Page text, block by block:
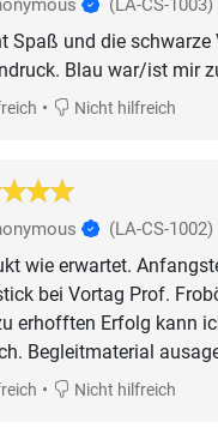
Spaß und die
Blau war/ist mir
• Nicht hilfreich
(LA-CS-1002)
wie erwartet.
bei Vortag Prof.
erhofften Erfolg kann
Begleitmaterial
• Nicht hilfreich